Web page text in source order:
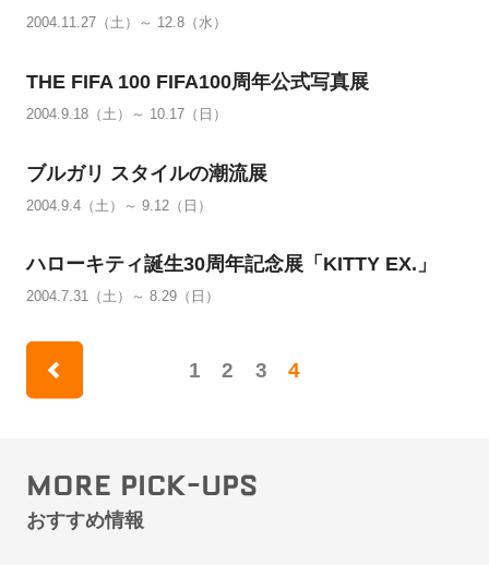
2004.11.27（土）～ 12.8（水）
THE FIFA 100 FIFA100周年公式写真展
2004.9.18（土）～ 10.17（日）
ブルガリ スタイルの潮流展
2004.9.4（土）～ 9.12（日）
ハローキティ誕生30周年記念展「KITTY EX.」
2004.7.31（土）～ 8.29（日）
1 2 3 4
MORE PICK-UPS
おすすめ情報